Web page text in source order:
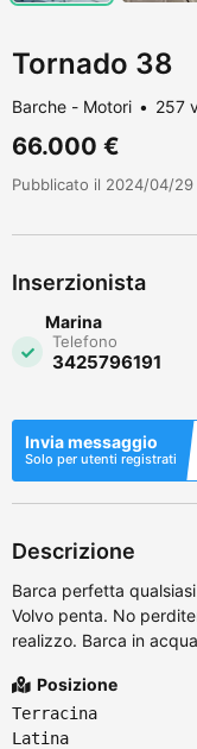
Tornado 38
Barche - Motori 257
66.000 €
Pubblicato il 2024/04/29
Inserzionista
Marina
Telefono
3425796191
Invia messaggio
Solo per utenti registrati
Descrizione
Barca perfetta
Volvo penta. No
realizzo. Barca in acqua
Posizione
Terracina
Latina